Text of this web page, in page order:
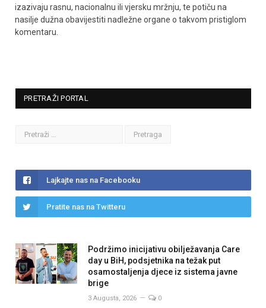
izazivaju rasnu, nacionalnu ili vjersku mržnju, te potiču na
nasilje dužna obavijestiti nadležne organe o takvom pristiglom
komentaru.
PRETRAŽI PORTAL
Lajkajte nas na Facebooku
Pratite nas na Twitteru
Podržimo inicijativu obilježavanja Care
day u BiH, podsjetnika na težak put
osamostaljenja djece iz sistema javne
brige
3 Augusta, 2026 0